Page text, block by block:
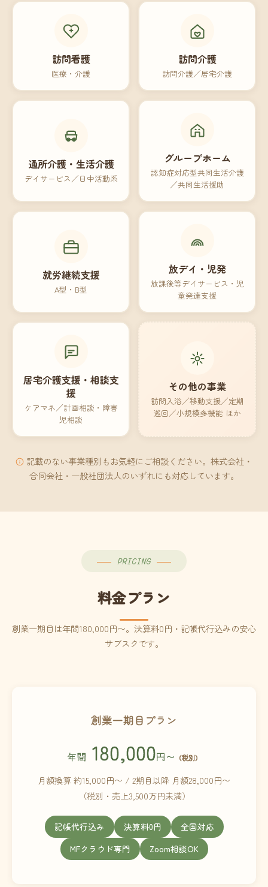
訪問看護
医療・介護
訪問介護
訪問介護／居宅介護
通所介護・生活介護
デイサービス／日中活動系
グループホーム
認知症対応型共同生活介護
／共同生活援助
就労継続支援
A型・B型
放デイ・児発
放課後等デイサービス・児
童発達支援
居宅介護支援・相談支
援
ケアマネ／計画相談・障害
児相談
その他の事業
訪問入浴／移動支援／定期
巡回／小規模多機能 ほか
記載のない事業種別もお気軽にご相談ください。株式会社・
合同会社・一般社団法人のいずれにも対応しています。
PRICING
料金プラン
創業一期目は年間180,000円〜。決算料0円・記帳代行込みの安心
サブスクです。
創業一期目プラン
年間 180,000円〜 （税別）
月額換算 約15,000円〜 / 2期目以降 月額28,000円〜
（税別・売上3,500万円未満）
記帳代行込み 決算料0円
全国対応
MFクラウド専門
Zoom相談OK